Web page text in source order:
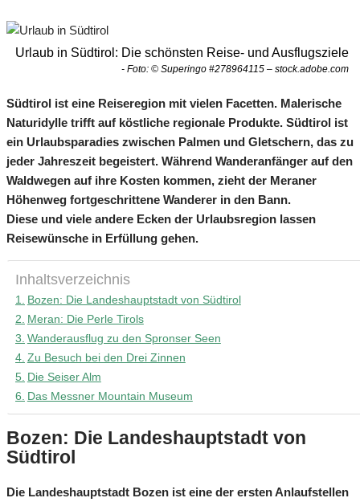
Urlaub in Südtirol: Die schönsten Reise- und Ausflugsziele
- Foto: © Superingo #278964115 – stock.adobe.com
Südtirol ist eine Reiseregion mit vielen Facetten. Malerische
Naturidylle trifft auf köstliche regionale Produkte. Südtirol ist
ein Urlaubsparadies zwischen Palmen und Gletschern, das zu
jeder Jahreszeit begeistert. Während Wanderanfänger auf den
Waldwegen auf ihre Kosten kommen, zieht der Meraner
Höhenweg fortgeschrittene Wanderer in den Bann.
Diese und viele andere Ecken der Urlaubsregion lassen
Reisewünsche in Erfüllung gehen.
Inhaltsverzeichnis
Bozen: Die Landeshauptstadt von Südtirol
Meran: Die Perle Tirols
Wanderausflug zu den Spronser Seen
Zu Besuch bei den Drei Zinnen
Die Seiser Alm
Das Messner Mountain Museum
Bozen: Die Landeshauptstadt von
Südtirol
Die Landeshauptstadt Bozen ist eine der ersten Anlaufstellen